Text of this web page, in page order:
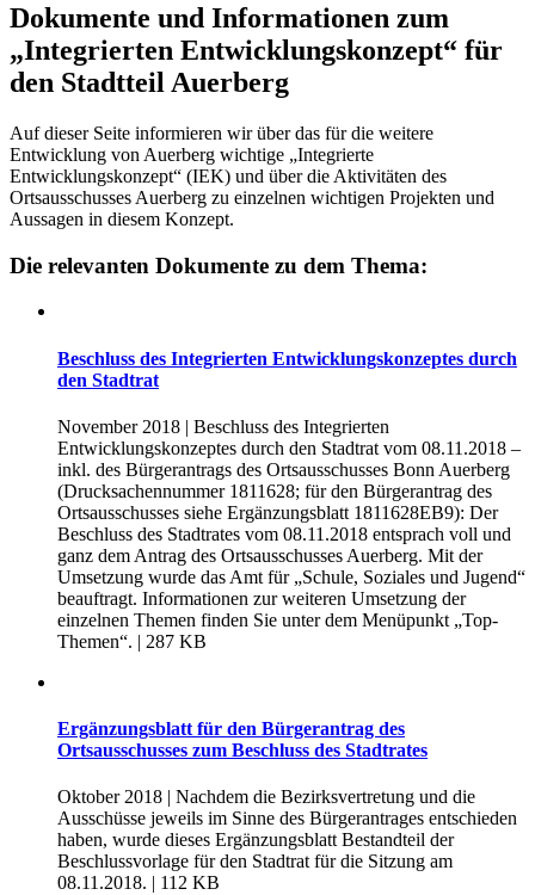
Dokumente und Informationen zum
„Integrierten Entwicklungskonzept“ für
den Stadtteil Auerberg
Auf dieser Seite informieren wir über das für die weitere
Entwicklung von Auerberg wichtige „Integrierte
Entwicklungskonzept“ (IEK) und über die Aktivitäten des
Ortsausschusses Auerberg zu einzelnen wichtigen Projekten und
Aussagen in diesem Konzept.
Die relevanten Dokumente zu dem Thema:
Beschluss des Integrierten Entwicklungskonzeptes durch
den Stadtrat
November 2018 | Beschluss des Integrierten
Entwicklungskonzeptes durch den Stadtrat vom 08.11.2018 –
inkl. des Bürgerantrags des Ortsausschusses Bonn Auerberg
(Drucksachennummer 1811628; für den Bürgerantrag des
Ortsausschusses siehe Ergänzungsblatt 1811628EB9): Der
Beschluss des Stadtrates vom 08.11.2018 entsprach voll und
ganz dem Antrag des Ortsausschusses Auerberg. Mit der
Umsetzung wurde das Amt für „Schule, Soziales und Jugend“
beauftragt. Informationen zur weiteren Umsetzung der
einzelnen Themen finden Sie unter dem Menüpunkt „Top-
Themen“. | 287 KB
Ergänzungsblatt für den Bürgerantrag des
Ortsausschusses zum Beschluss des Stadtrates
Oktober 2018 | Nachdem die Bezirksvertretung und die
Ausschüsse jeweils im Sinne des Bürgerantrages entschieden
haben, wurde dieses Ergänzungsblatt Bestandteil der
Beschlussvorlage für den Stadtrat für die Sitzung am
08.11.2018. | 112 KB